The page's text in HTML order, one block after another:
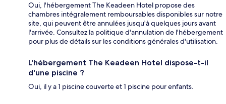
Oui, l'hébergement The Keadeen Hotel propose des
chambres intégralement remboursables disponibles sur notre
site, qui peuvent être annulées jusqu'à quelques jours avant
l'arrivée. Consultez la politique d'annulation de l'hébergement
pour plus de détails sur les conditions générales d'utilisation.
L'hébergement The Keadeen Hotel dispose-t-il
d'une piscine ?
Oui, il y a 1 piscine couverte et 1 piscine pour enfants.